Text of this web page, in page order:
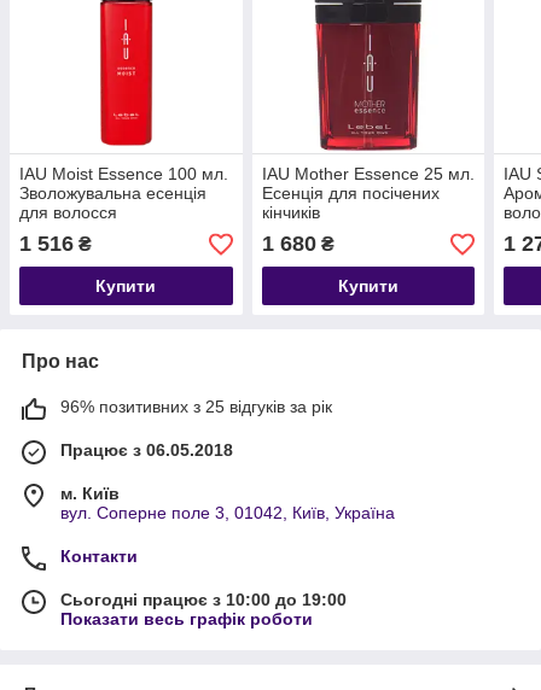
IAU Moist Essence 100 мл.
Зволожувальна есенція
для волосся
1 516 ₴
Купити
IAU Mother Essence 25 мл.
Есенція для посічених
кінчиків
1 680₴
Купити
IAU
1
Про нас
96% позитивних з 25 відгуків за рік
Працює з 06.05.2018
м. Київ
вул. Соперне поле 3, 01042, Київ, Україна
Контакти
Сьогодні працює з 10:00 до 19:00
Показати весь графік роботи